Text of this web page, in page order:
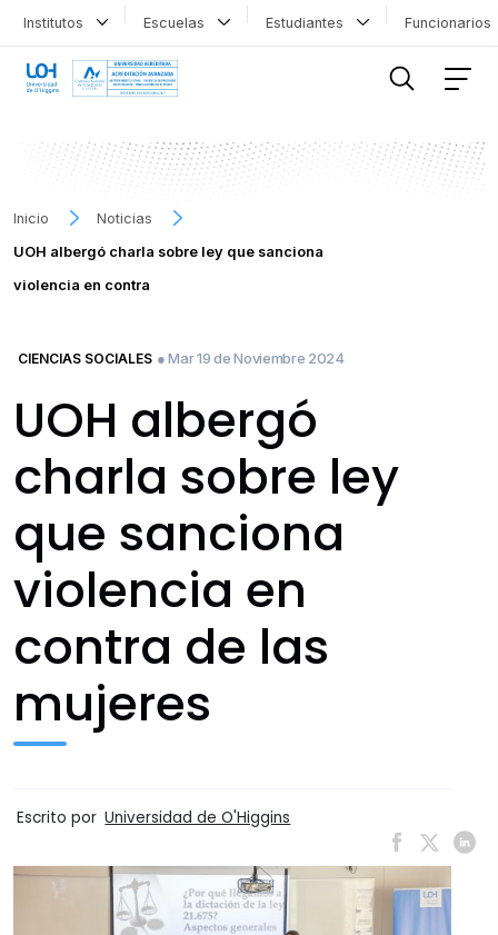
Institutos Escuelas Estudiantes
Inicio
Noticias
UOH albergó charla sobre ley que sanciona
violencia en contra
CIENCIAS SOCIALES ● Mar 19 de Noviembre 2024
UOH albergó
charla sobre ley
que sanciona
violencia en
contra de las
mujeres
Escrito por Universidad de O'Higgins